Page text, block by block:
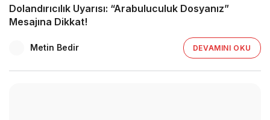
Dolandırıcılık Uyarısı: “Arabuluculuk Dosyanız”
Mesajına Dikkat!
Metin Bedir DEVAMINI OKU